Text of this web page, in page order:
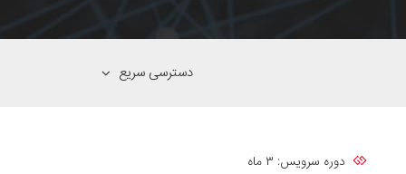
دسترسی سریع
دوره سرویس: ۳ ماه